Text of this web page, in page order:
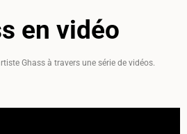
en vidéo
Ghass à travers une série de vidéos.